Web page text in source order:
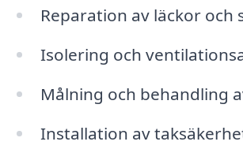
Reparation av läckor och
Isolering och
Målning och behandling
Installation av